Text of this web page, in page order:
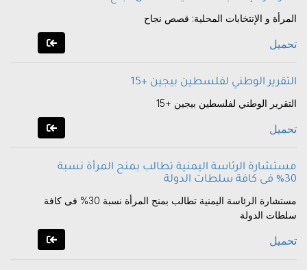
المرأة و الإنتخابات المحلية: قصص نجاح
تحميل
التقرير الوطني لفلسطين بيجين +15
التقرير الوطني لفلسطين بيجين +15
تحميل
مستشارة الرئاسة اليمنية تطالب بمنح المرأة نسبة
30% فى كافة سلطات الدولة
مستشارة الرئاسة اليمنية تطالب بمنح المرأة نسبة 30% فى كافة
سلطات الدولة
تحميل